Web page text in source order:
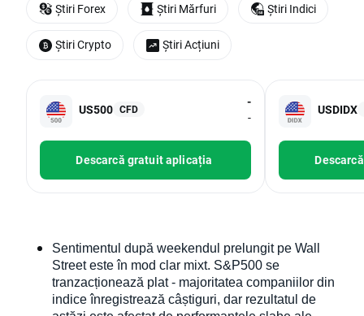
US500 CFD
-
-
Descarcă gratuit aplicația
USDIDX
Sentimentul după weekendul prelungit pe Wall
Street este în mod clar mixt. S&P500 se
tranzacționează plat - majoritatea companiilor din
indice înregistrează câștiguri, dar rezultatul de
Știri Forex Știri Mărfuri Știri Indici
Știri Crypto Știri Acțiuni